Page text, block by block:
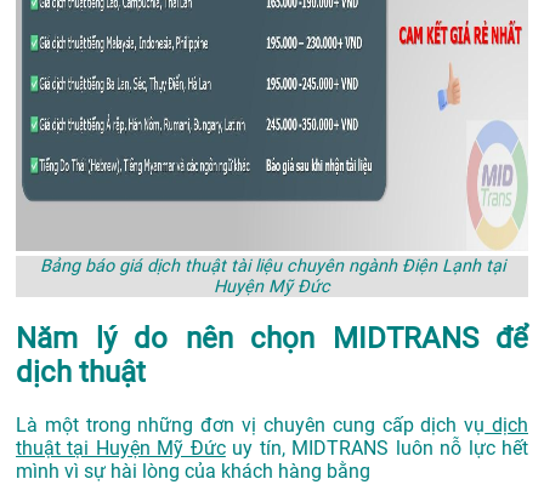
Bảng báo giá dịch thuật tài liệu chuyên ngành Điện Lạnh tại
Huyện Mỹ Đức
Năm lý do nên chọn MIDTRANS để
dịch thuật
Là một trong những đơn vị chuyên cung cấp dịch vụ dịch
thuật tại Huyện Mỹ Đứcuy tín, MIDTRANS luôn nỗ lực hết
mình vì sự hài lòng của khách hàng bằng